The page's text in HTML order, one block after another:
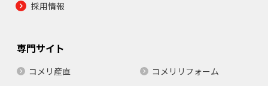
採用情報
専門サイト
コメリ産直 コメリリフォーム